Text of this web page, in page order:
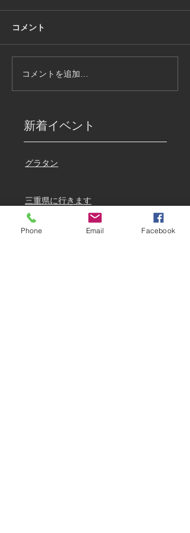
コメント
コメントを追加…
新着イベント
グラタン
三重県に行きます
Phone Email Facebook